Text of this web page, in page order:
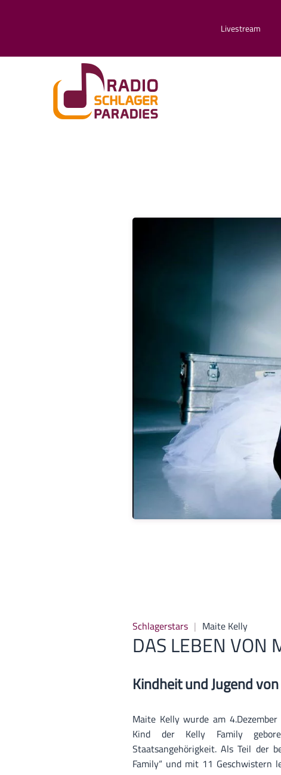
Livestream
Schlagerstars Maite Kelly
DAS LEBEN VON
Kindheit und Jugend
Maite Kelly wurde am
Kind der Kelly Family
Staatsangehörigkeit. Als Teil der
Family“ und mit 11 Geschwistern